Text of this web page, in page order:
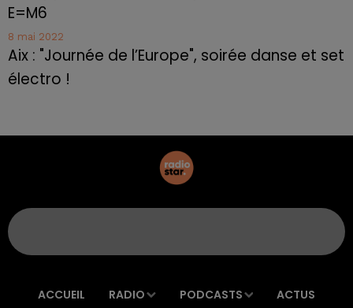
E=M6
8 mai 2022
Aix : "Journée de l’Europe", soirée danse et set
électro !
ACCUEIL RADIO PODCASTS ACTUS